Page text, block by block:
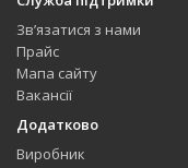
Зв’язатися з нами
Прайс
Мапа сайту
Вакансії
Додатково
Виробник